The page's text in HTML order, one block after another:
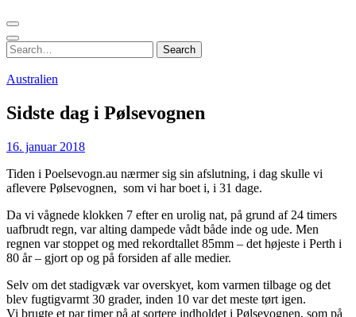
Search
for:
Search
Australien
Sidste dag i Pølsevognen
16. januar 2018
Tiden i Poelsevogn.au nærmer sig sin afslutning, i dag skulle vi
aflevere Pølsevognen, som vi har boet i, i 31 dage.
Da vi vågnede klokken 7 efter en urolig nat, på grund af 24 timers
uafbrudt regn, var alting dampede vådt både inde og ude. Men
regnen var stoppet og med rekordtallet 85mm – det højeste i Perth i
80 år – gjort op og på forsiden af alle medier.
Selv om det stadigvæk var overskyet, kom varmen tilbage og det
blev fugtigvarmt 30 grader, inden 10 var det meste tørt igen.
Vi brugte et par timer på at sortere indholdet i Pølsevognen, som på